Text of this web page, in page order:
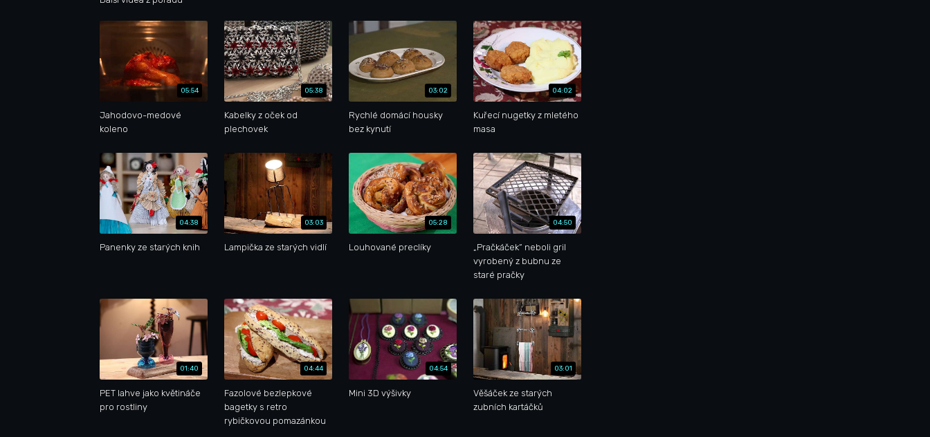
05:54
Jahodovo-medové
koleno
05:38
Kabelky z oček od
plechovek
03:02
Rychlé domácí housky
bez kynutí
04:02
Kuřecí nugetky z mletého
masa
04:38
Panenky ze starých knih
03:03
Lampička ze starých vidlí
05:28
Louhované preclíky
04:50
„Pračkáček“ neboli gril
vyrobený z bubnu ze
staré pračky
01:40
PET lahve jako květináče
pro rostliny
04:44
Fazolové bezlepkové
bagetky s retro
rybičkovou pomazánkou
04:54
Mini 3D výšivky
03:01
Věšáček ze starých
zubních kartáčků